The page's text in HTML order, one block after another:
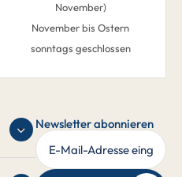
November)
November bis Ostern
sonntags geschlossen
Newsletter abonnieren